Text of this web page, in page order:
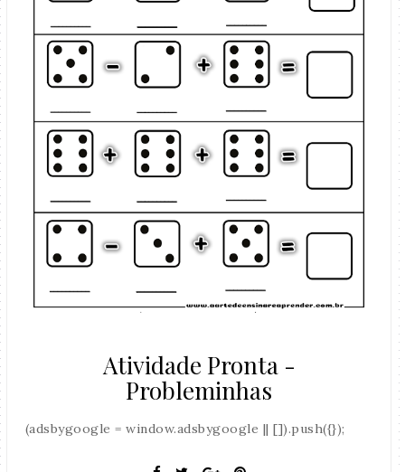
Atividade Pronta -
Probleminhas
(adsbygoogle = window.adsbygoogle || []).push({});